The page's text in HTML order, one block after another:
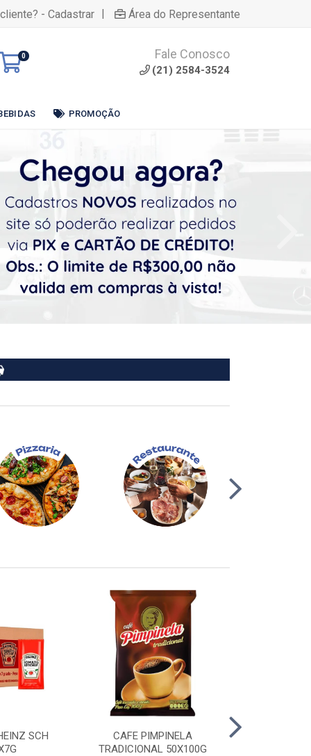
- Cadastrar | Área do Representante
0 Fale Conosco
(21) 2584-3524
PROMOÇÃO
SCH
CAFE PIMPINELA
TRADICIONAL 50X100G